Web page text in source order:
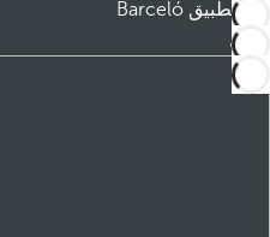
تطبيق Barceló
تنزيل